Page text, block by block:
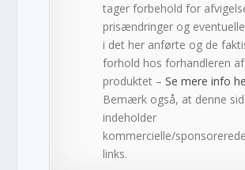
tager forbehold for
prisændringer og
i det her anførte og de
forhold hos forhandleren af
produktet –Se mere info
Bemærk også, at denne
indeholder
kommercielle/sponsorerede
links.